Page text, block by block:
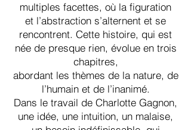
multiples facettes, où la figuration
et l’abstraction s’alternent et se
rencontrent. Cette histoire, qui est
née de presque rien, évolue en trois
chapitres,
abordant les thèmes de la nature, de
l’humain et de l’inanimé.
Dans le travail de Charlotte Gagnon,
une idée, une intuition, un malaise,